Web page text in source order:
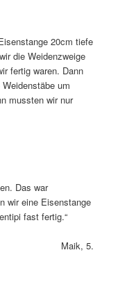
20cm tiefe
die Weidenzweige
fertig waren. Dann
um
mussten wir nur
Das war
wir eine Eisenstange
fast fertig.“
5.